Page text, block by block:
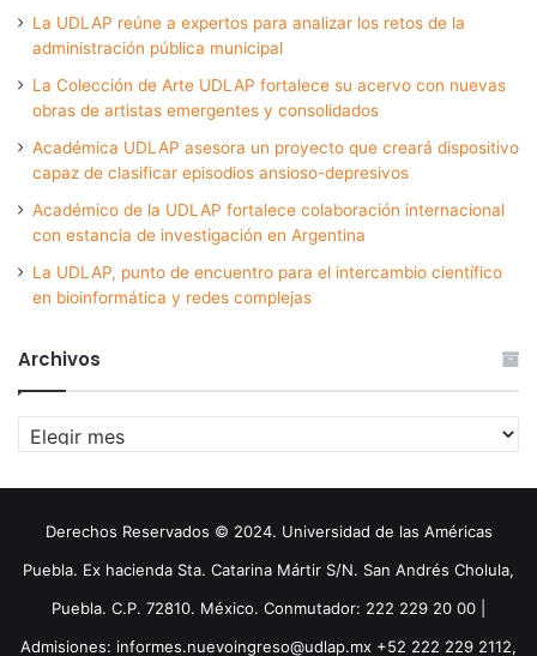
La UDLAP reúne a expertos para analizar los retos de la
administración pública municipal
La Colección de Arte UDLAP fortalece su acervo con nuevas
obras de artistas emergentes y consolidados
Académica UDLAP asesora un proyecto que creará dispositivo
capaz de clasificar episodios ansioso-depresivos
Académico de la UDLAP fortalece colaboración internacional
con estancia de investigación en Argentina
La UDLAP, punto de encuentro para el intercambio científico
en bioinformática y redes complejas
Archivos
Archivos
Derechos Reservados © 2024. Universidad de las Américas
Puebla. Ex hacienda Sta. Catarina Mártir S/N. San Andrés Cholula,
Puebla. C.P. 72810. México. Conmutador: 222 229 20 00 |
Admisiones: informes.nuevoingreso@udlap.mx +52 222 229 2112,